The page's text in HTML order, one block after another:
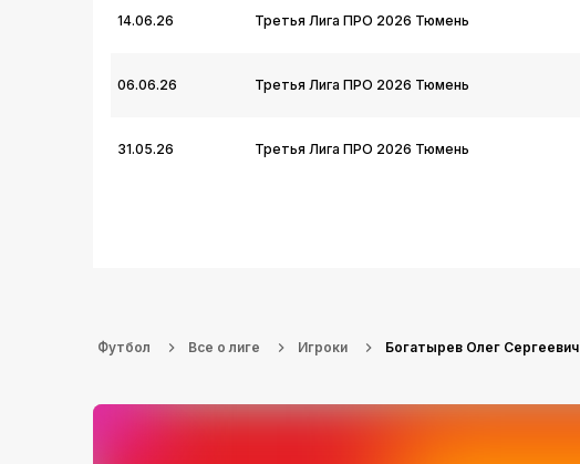
Футбол Все о лиге Игроки Богатырев Олег Сергеевич
14.06.26 Третья Лига ПРО 2026 Тюмень
06.06.26 Третья Лига ПРО 2026 Тюмень
31.05.26 Третья Лига ПРО 2026 Тюмень